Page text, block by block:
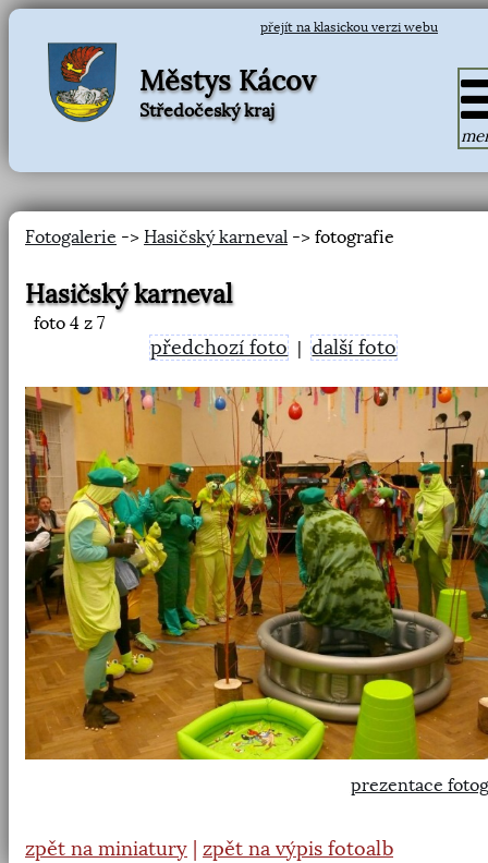
přejít na klasickou verzi webu
Městys Kácov
Středočeský kraj
Fotogalerie -> Hasičský karneval -> fotografie
Hasičský karneval
foto 4 z 7
předchozí foto |další foto
prezentace
zpět na miniatury zpět na výpis fotoalb